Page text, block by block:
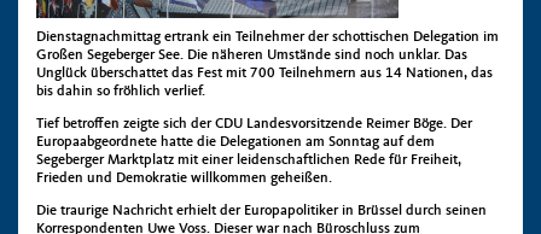
Dienstagnachmittag ertrank ein Teilnehmer der schottischen Delegation im
Großen Segeberger See. Die näheren Umstände sind noch unklar. Das
Unglück überschattet das Fest mit 700 Teilnehmern aus 14 Nationen, das
bis dahin so fröhlich verlief.
Tief betroffen zeigte sich der CDU Landesvorsitzende Reimer Böge. Der
Europaabgeordnete hatte die Delegationen am Sonntag auf dem
Segeberger Marktplatz mit einer leidenschaftlichen Rede für Freiheit,
Frieden und Demokratie willkommen geheißen.
Die traurige Nachricht erhielt der Europapolitiker in Brüssel durch seinen
Korrespondenten Uwe Voss. Dieser war nach Büroschluss zum